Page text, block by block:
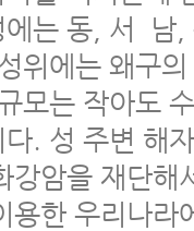
에는 동, 서 남,
위에는 왜구
모는 작아도
다. 성 주변 해
강암을 재단해
용한 우리나라